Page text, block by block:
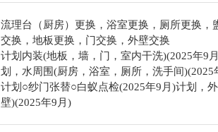
流理台（厨房）更换，浴室更换，厕所更换，
交换，地板更换，门交换，外壁交换
计划内装(地板，墙，门，室内干洗)(2025年9
划，水周围(厨房，浴室，厕所，洗手间)(2025
计划○纱门张替○白蚁点检(2025年9月)计划，
壁)(2025年9月)